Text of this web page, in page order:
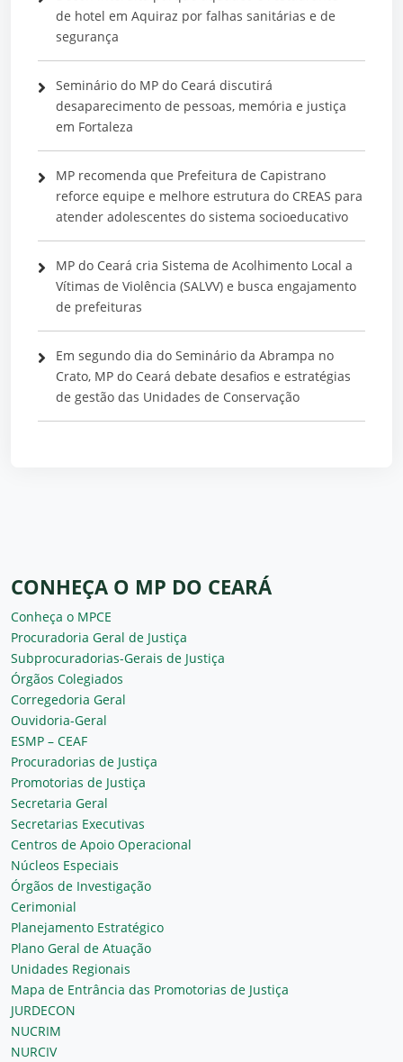
de hotel em Aquiraz por falhas sanitárias e de
segurança
Seminário do MP do Ceará discutirá
desaparecimento de pessoas, memória e justiça
em Fortaleza
MP recomenda que Prefeitura de Capistrano
reforce equipe e melhore estrutura do CREAS para
atender adolescentes do sistema socioeducativo
MP do Ceará cria Sistema de Acolhimento Local a
Vítimas de Violência (SALVV) e busca engajamento
de prefeituras
Em segundo dia do Seminário da Abrampa no
Crato, MP do Ceará debate desafios e estratégias
de gestão das Unidades de Conservação
CONHEÇA O MP DO CEARÁ
Conheça o MPCE
Procuradoria Geral de Justiça
Subprocuradorias-Gerais de Justiça
Órgãos Colegiados
Corregedoria Geral
Ouvidoria-Geral
ESMP – CEAF
Procuradorias de Justiça
Promotorias de Justiça
Secretaria Geral
Secretarias Executivas
Centros de Apoio Operacional
Núcleos Especiais
Órgãos de Investigação
Cerimonial
Planejamento Estratégico
Plano Geral de Atuação
Unidades Regionais
Mapa de Entrância das Promotorias de Justiça
JURDECON
NUCRIM
NURCIV